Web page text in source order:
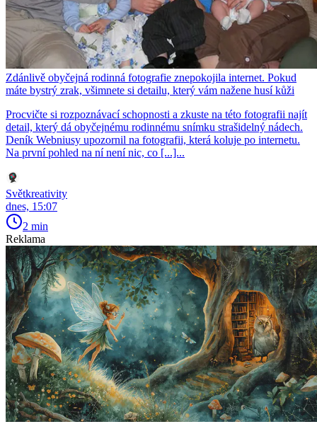
Zdánlivě obyčejná rodinná fotografie znepokojila internet. Pokud
máte bystrý zrak, všimnete si detailu, který vám nažene husí kůži
Procvičte si rozpoznávací schopnosti a zkuste na této fotografii najít
detail, který dá obyčejnému rodinnému snímku strašidelný nádech.
Deník Webniusy upozornil na fotografii, která koluje po internetu.
Na první pohled na ní není nic, co [...]...
Světkreativity
dnes, 15:07
2 min
Reklama